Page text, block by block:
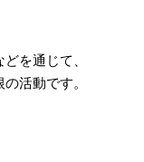
を通じて、
活動です。